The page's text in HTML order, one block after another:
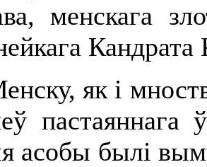
менскага
Кандрата
як і
пастаяннага
асобы былі